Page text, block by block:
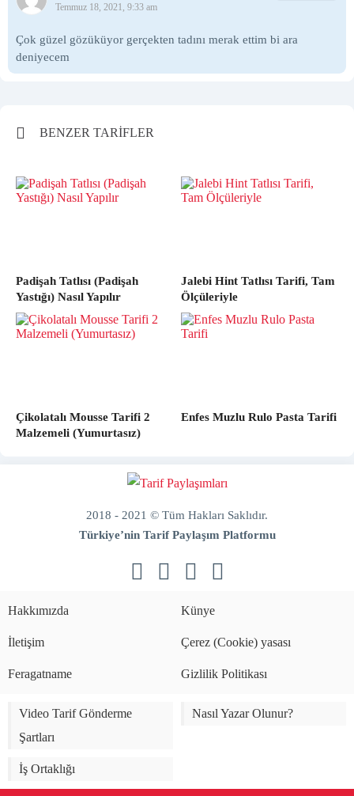
Temmuz 18, 2021, 9:33 am
Çok güzel gözüküyor gerçekten tadını merak ettim bi ara
deniyecem
BENZER TARİFLER
Padişah Tatlısı (Padişah
Yastığı) Nasıl Yapılır
Jalebi Hint Tatlısı Tarifi, Tam
Ölçüleriyle
Çikolatalı Mousse Tarifi 2
Malzemeli (Yumurtasız)
Enfes Muzlu Rulo Pasta Tarifi
2018 - 2021 © Tüm Hakları Saklıdır.
Türkiye’nin Tarif Paylaşım Platformu
sabitleme
Hakkımızda Künye
İletişim Çerez (Cookie) yasası
Feragatname Gizlilik Politikası
Video Tarif Gönderme
Şartları
Nasıl Yazar Olunur?
İş Ortaklığı